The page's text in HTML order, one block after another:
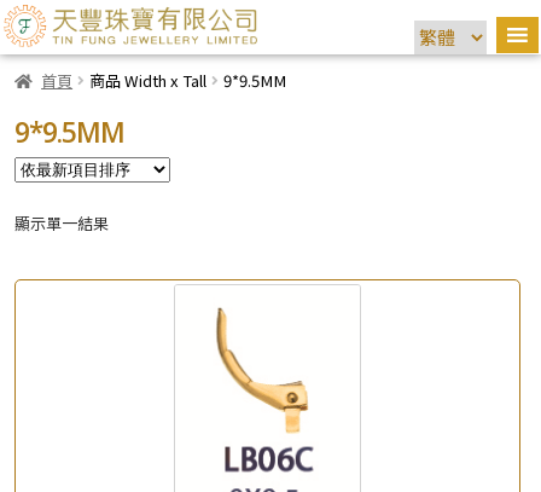
首頁 商品 Width x Tall 9*9.5MM
9*9.5MM
顯示單一結果